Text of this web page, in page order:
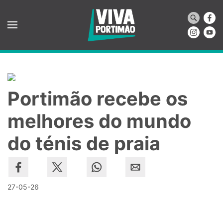
Saltar para o conteúdo principal
Portimão recebe os
melhores do mundo
do ténis de praia
27-05-26